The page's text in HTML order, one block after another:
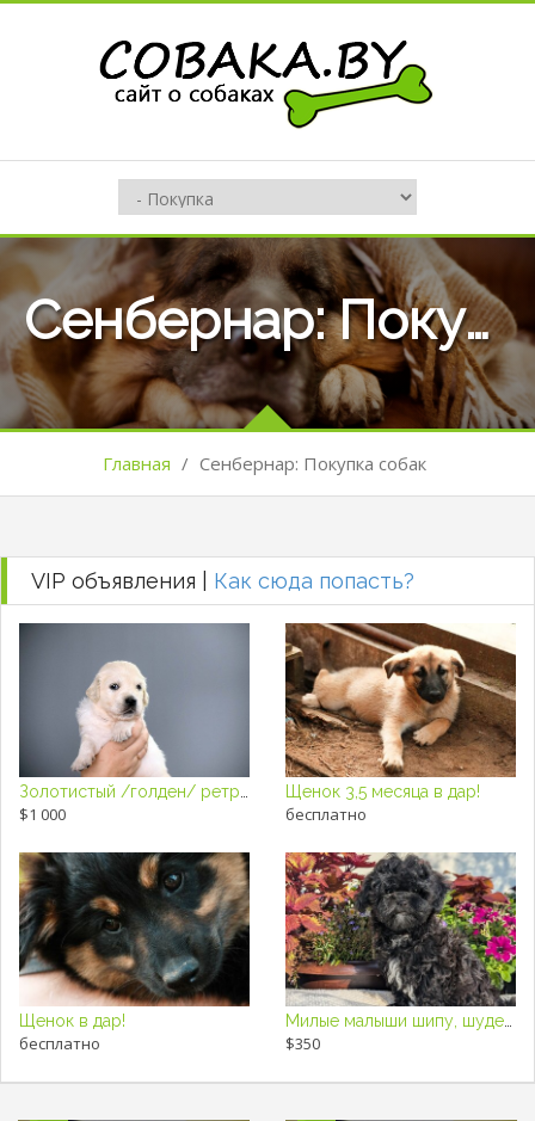
Сенбернар: Покупка собак
Главная / Сенбернар: Покупка собак
VIP объявления | Как сюда попасть?
$1 000
Щенок 3,5 месяца в дар!
бесплатно
Щенок в дар!
бесплатно $350